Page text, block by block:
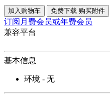
加入购物车 免费下载 购买附件
订阅月费会员或年费会员
兼容平台
基本信息
环境 - 无